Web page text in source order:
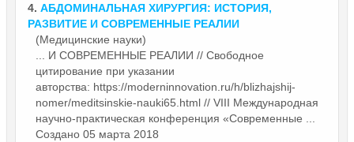
4. АБДОМИНАЛЬНАЯ ХИРУРГИЯ: ИСТОРИЯ,
РАЗВИТИЕ И СОВРЕМЕННЫЕ РЕАЛИИ
(Медицинские науки)
... И СОВРЕМЕННЫЕ РЕАЛИИ // Свободное
цитирование при указании
авторства: https://moderninnovation.ru/h/blizhajshij-
nomer/meditsinskie-nauki65.html // VIII Международная
научно-практическая конференция «Современные ...
Создано 05 марта 2018